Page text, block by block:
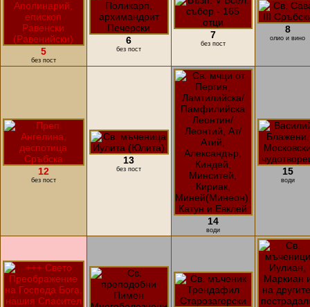
5
без пост
6
без пост
7
без пост
8
олио и вино
12
без пост
13
без пост
14
води
15
води